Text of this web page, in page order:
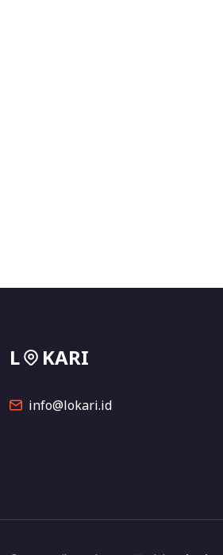
L KARI
info@lokari.id